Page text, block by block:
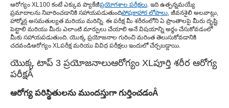
ఆరోగ్యం XL100 కంటే ఎక్కువ ప్యాకేజీప్రయోగశాల పరీక్షలు. ఇది ఉత్పన్నమయ్యే
ప్రమాదాలను నివారించడానికి సహాయపడుతుందిపోషకాహార లోపాలు, జీవనశైలి అలవాట్లు,
హార్మోన్ల అసమతుల్యత మరియు మరిన్ని. ఈ పరీక్ష మీ శరీరంలోని ఏ ప్రాంతాలపై మీరు దృష్టి
పెట్టాలి మరియు మీరు ఎలాంటి మార్పులు చేయాలి అనే విషయాన్ని అర్థం చేసుకోవడంలో
మీకు సహాయపడుతుంది. యొక్క ప్రయోజనాల గురించి మరింత తెలుసుకోవడానికి
చదవండిఆరోగ్యం XLపరీక్ష మరియు వివిధ పరీక్షలు ఇందులో చేర్చబడ్డాయి.
యొక్క టాప్ 3 ప్రయోజనాలుఆరోగ్యం XLపూర్తి శరీర ఆరోగ్య
పరీక్షÂ
ఆరోగ్య పరిస్థితులను ముందస్తుగా గుర్తించడంÂ